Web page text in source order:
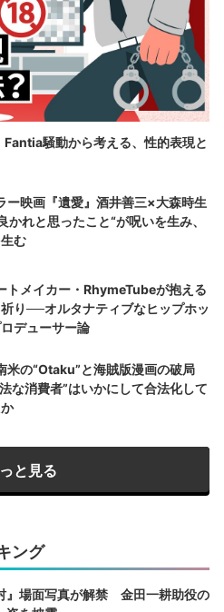
Fantia騒動から考える、性的表現と
ー映画『遺愛』酒井善三×大森時生
かれと思ったこと“が呪いを生み、
む
トメイカー・RhymeTubeが抱える
り──オルタナティブなヒップホッ
デューサー論
米の“Otaku”と海賊版漫画の破局
な消費者”はいかにして合法化して
と見る
ング
』場面写真が解禁 金田一耕助役の